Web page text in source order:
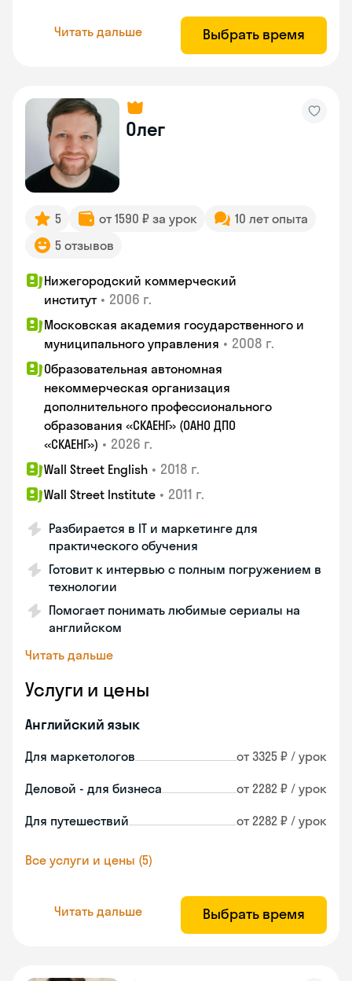
Читать дальше Выбрать время
Олег
5 от 1590 ₽ за урок
10 лет опыта
5 отзывов
Нижегородский коммерческий
институт • 2006 г.
Московская академия государственного и
муниципального управления • 2008 г.
Образовательная автономная
некоммерческая организация
дополнительного профессионального
образования «СКАЕНГ» (ОАНО ДПО
«СКАЕНГ») • 2026 г.
Wall Street English • 2018 г.
Wall Street Institute • 2011 г.
Разбирается в IT и маркетинге для
практического обучения
Готовит к интервью с полным погружением в
технологии
Помогает понимать любимые сериалы на
английском
Читать дальше
Услуги и цены
Английский язык
Для маркетологов от 3325 ₽ / урок
Деловой - для бизнеса от 2282 ₽ / урок
Для путешествий от 2282 ₽ / урок
Все услуги и цены (5)
Читать дальше Выбрать время